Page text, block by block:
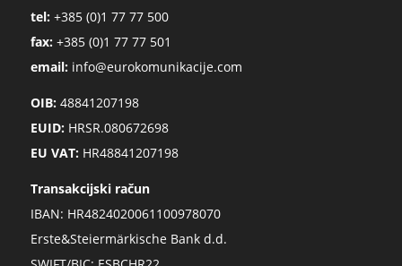
tel:+385 (0)1 77 77 500
fax:+385 (0)1 77 77 501
email:info@eurokomunikacije.com
OIB:48841207198
EUID:HRSR.080672698
EU VAT:HR48841207198
Transakcijski račun
IBAN: HR4824020061100978070
Erste&Steiermärkische Bank d.d.